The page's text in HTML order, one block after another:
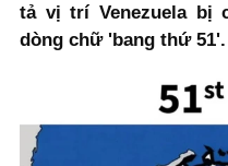
tả vị trí Venezuela bị
dòng chữ 'bang thứ 51'.